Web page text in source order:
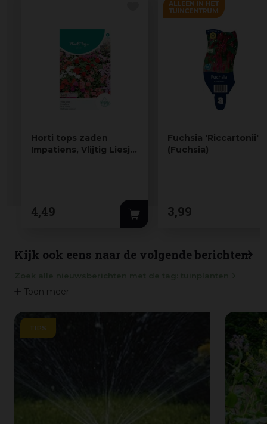
Horti tops zaden
Impatiens, Vlijtig Liesje
4,49
Fuchsia 'Riccartonii'
(Fuchsia)
3,99
Kijk ook eens naar de volgende berichten:
Toon meer
TIPS